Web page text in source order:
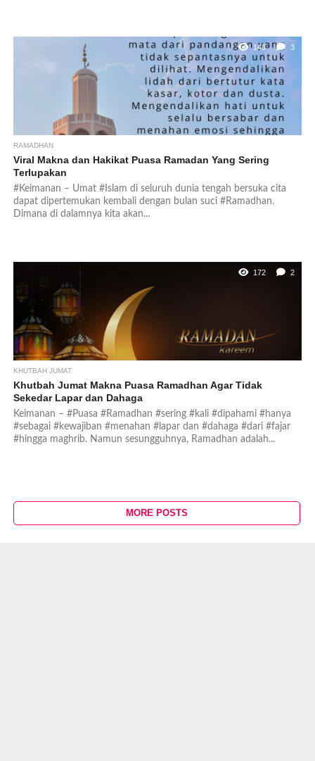
143 3
RAMADHAN
Viral Makna dan Hakikat Puasa Ramadan Yang Sering
Terlupakan
#Keimanan – Umat #Islam di seluruh dunia tengah bersuka cita
dapat dipertemukan kembali dengan bulan suci #Ramadhan.
Dimana di dalamnya kita akan...
172 2
KHUTBAH JUMAT
Khutbah Jumat Makna Puasa Ramadhan Agar Tidak
Sekedar Lapar dan Dahaga
Keimanan – #Puasa #Ramadhan #sering #kali #dipahami #hanya
#sebagai #kewajiban #menahan #lapar dan #dahaga #dari #fajar
#hingga maghrib. Namun sesungguhnya, Ramadhan adalah...
MORE POSTS